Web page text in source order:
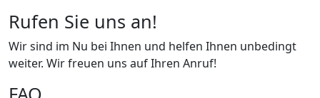
Rufen Sie uns an!
Wir sind im Nu bei Ihnen und helfen Ihnen unbedingt
weiter. Wir freuen uns auf Ihren Anruf!